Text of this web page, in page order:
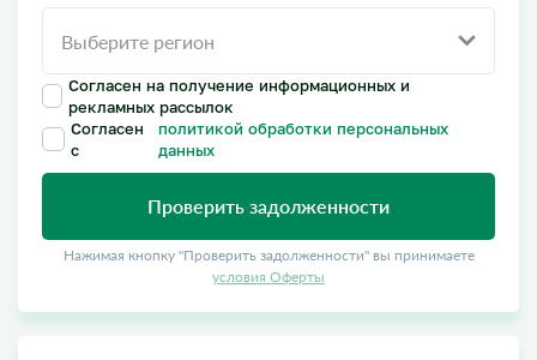
Согласен на получение информационных и
рекламных рассылок
Согласен
с
политикой обработки персональных
данных
Проверить задолженности
Нажимая кнопку "Проверить задолженности" вы принимаете
условия Оферты